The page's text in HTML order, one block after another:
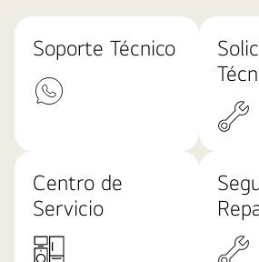
Soporte Técnico
Centro de
Servicio